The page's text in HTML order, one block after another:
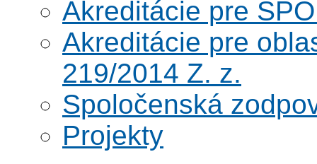
Akreditácie pre
Akreditácie pre
219/2014 Z. z.
Spoločenská
Projekty